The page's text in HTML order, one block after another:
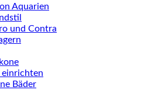
Aquarien
und Contra
einrichten
Bäder